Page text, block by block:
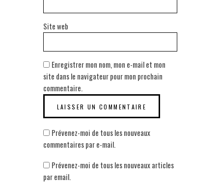
Site web
Enregistrer mon nom, mon e-mail et mon
site dans le navigateur pour mon prochain
commentaire.
Prévenez-moi de tous les nouveaux
commentaires par e-mail.
Prévenez-moi de tous les nouveaux articles
par email.